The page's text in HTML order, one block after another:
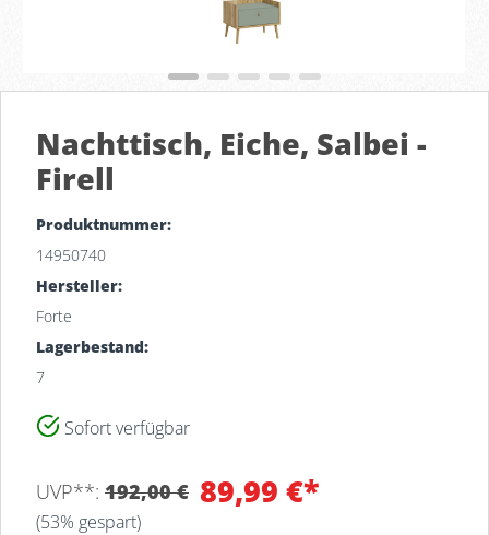
Nachttisch, Eiche, Salbei -
Firell
89,99 €*
UVP**: 192,00 €
(53% gespart)
Sofort verfügbar
MEYERHOFF-Lager
Osterholz-Scharmbeck
Lagerbestand:
7
Produktnummer:
14950740
Hersteller:
Forte